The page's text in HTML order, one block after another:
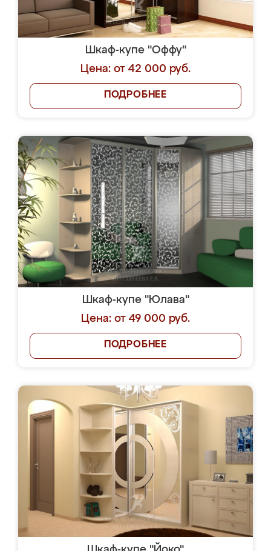
Шкаф-купе "Оффу"
Цена: от 42 000 руб.
ПОДРОБНЕЕ
Шкаф-купе "Юлава"
Цена: от 49 000 руб.
ПОДРОБНЕЕ